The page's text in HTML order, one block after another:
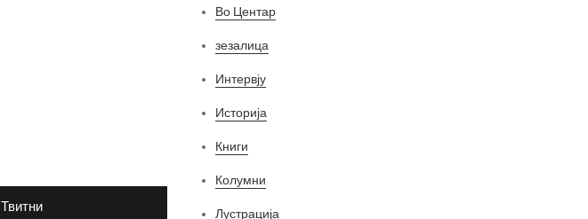
Твитни
Во Центар
зезалица
Интервју
Историја
Книги
Колумни
Лустрација